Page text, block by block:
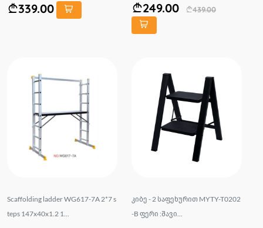
339.00 249.00 439.00
Scaffolding ladder WG617-7A 2*7 s
teps 147x40x1.2 1...
კიბე - 2 საფეხურით MYTY-T0202
-B ფერი :შავი...